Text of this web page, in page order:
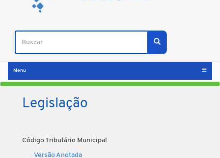
Buscar
Buscar
Menu
Legislação
Código Tributário Municipal
Versão Anotada